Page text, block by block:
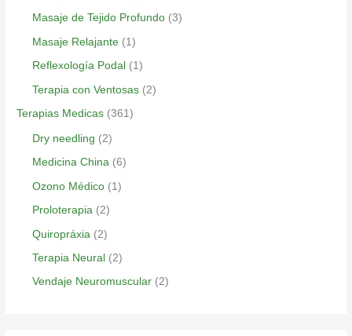
Masaje de Tejido Profundo (3)
Masaje Relajante (1)
Reflexología Podal (1)
Terapia con Ventosas (2)
Terapias Medicas (361)
Dry needling (2)
Medicina China (6)
Ozono Médico (1)
Proloterapia (2)
Quiropráxia (2)
Terapia Neural (2)
Vendaje Neuromuscular (2)